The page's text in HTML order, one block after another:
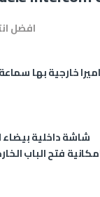
افضل
خارجية بها
شاشة داخلية بيضاء
فتح الباب